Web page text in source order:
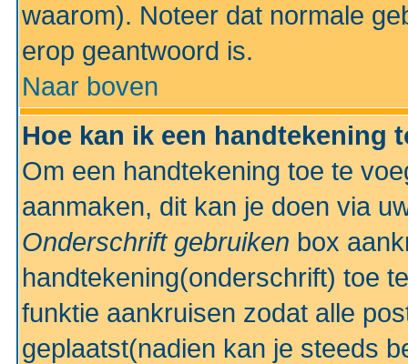
waarom). Noteer dat normale
erop geantwoord is.
Naar boven
Hoe kan ik een handtekening
Om een handtekening toe te
aanmaken, dit kan je doen via
Onderschrift gebruiken box
handtekening(onderschrift) toe
funktie aankruisen zodat alle
geplaatst(nadien kan je steeds